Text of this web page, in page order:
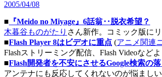
2005/04/08
■ 『Meido no Miyage』6話翁‥脱衣希望？
木暮谷ものがたり さん新作。コミック版に
■Flash Player 8はビデオに重点 (アニメ関連
Flashストリーミング配信、Flash Videoなど
■Flash開発者を不安にさせるGoogle検索の
アンテナにも反応してくれないのが悩ましい